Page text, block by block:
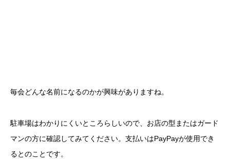
毎会どんな名前になるのかが興味がありますね。
駐車場はわかりにくいところらしいので、お店の型またはガード
マンの方に確認してみてください。支払いはPayPayが使用でき
るとのことです。